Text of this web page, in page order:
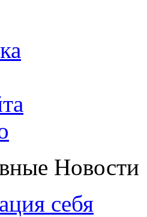
Новости
себя